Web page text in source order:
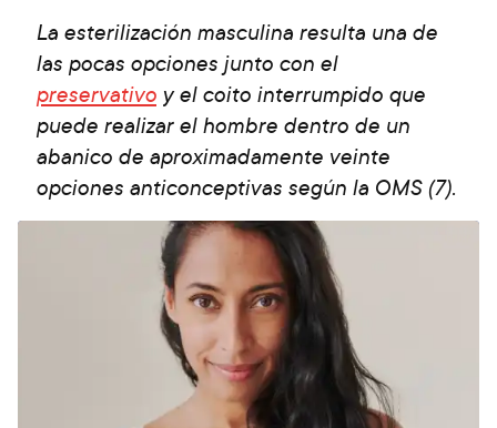
La esterilización masculina resulta una de
las pocas opciones junto con el
preservativo y el coito interrumpido que
puede realizar el hombre dentro de un
abanico de aproximadamente veinte
opciones anticonceptivas según la OMS (7).